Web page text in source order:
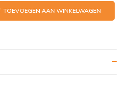
TOEVOEGEN AAN WINKELWAGEN
(NL)